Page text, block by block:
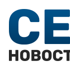
content